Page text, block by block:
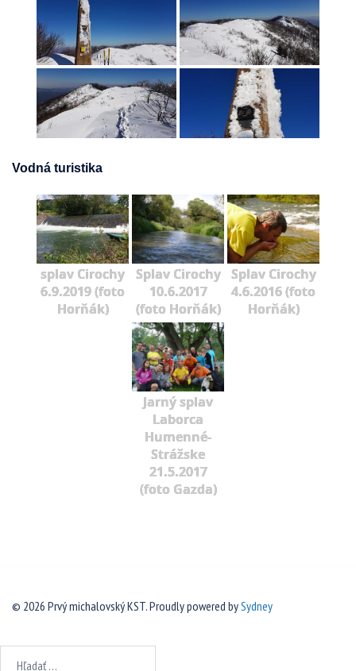
Vodná turistika
splav Cirochy
6.9.2019 (foto
Horňák)
Splav Cirochy
10.6.2017
(foto Horňák)
Splav Cirochy
4.6.2016 (foto
Horňák)
Jarný splav
Laborca
Humenné-
Strážske
21.5.2017
(foto Gazda)
© 2026 Prvý michalovský KST. Proudly powered bySydney